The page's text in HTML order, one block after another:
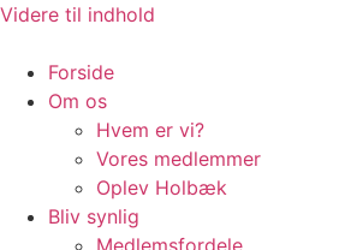
Videre til indhold
Forside
Om os
Hvem er vi?
Vores medlemmer
Oplev Holbæk
Bliv synlig
Medlemsfordele